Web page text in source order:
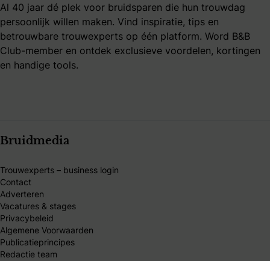
Al 40 jaar dé plek voor bruidsparen die hun trouwdag
persoonlijk willen maken. Vind inspiratie, tips en
betrouwbare trouwexperts op één platform. Word B&B
Club-member en ontdek exclusieve voordelen, kortingen
en handige tools.
Bruidmedia
Trouwexperts – business login
Contact
Adverteren
Vacatures & stages
Privacybeleid
Algemene Voorwaarden
Publicatieprincipes
Redactie team